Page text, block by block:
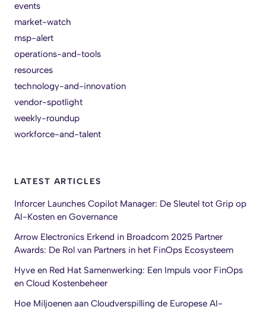
events
market-watch
msp-alert
operations-and-tools
resources
technology-and-innovation
vendor-spotlight
weekly-roundup
workforce-and-talent
LATEST ARTICLES
Inforcer Launches Copilot Manager: De Sleutel tot Grip op
AI-Kosten en Governance
Arrow Electronics Erkend in Broadcom 2025 Partner
Awards: De Rol van Partners in het FinOps Ecosysteem
Hyve en Red Hat Samenwerking: Een Impuls voor FinOps
en Cloud Kostenbeheer
Hoe Miljoenen aan Cloudverspilling de Europese AI-